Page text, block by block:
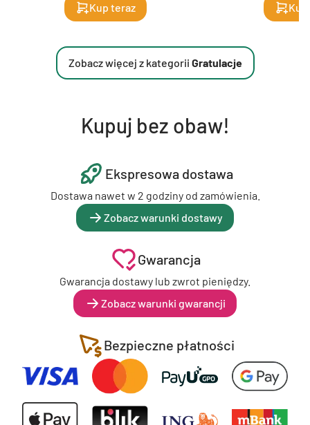
Kup teraz
Zobacz więcej z kategorii Gratulacje
Kupuj bez obaw!
Ekspresowa dostawa
Dostawa nawet w 2 godziny od zamówienia.
Zobacz warunki dostawy
Gwarancja
Gwarancja dostawy lub zwrot pieniędzy.
Zobacz warunki gwarancji
Bezpieczne płatności